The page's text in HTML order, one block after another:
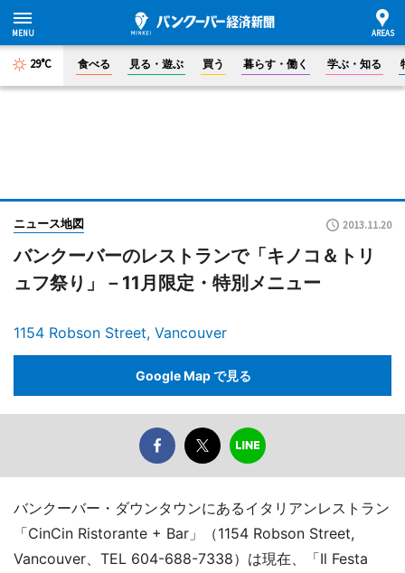
29°C 食べる 見る・遊ぶ 買う 暮らす・働く 学ぶ・知る
ニュース地図 2013.11.20
バンクーバーのレストランで「キノコ＆トリ
ュフ祭り」－11月限定・特別メニュー
1154 Robson Street, Vancouver
Google Map で見る
バンクーバー・ダウンタウンにあるイタリアンレストラン
「CinCin Ristorante + Bar」（1154 Robson Street,
Vancouver、TEL 604-688-7338）は現在、「Il Festa